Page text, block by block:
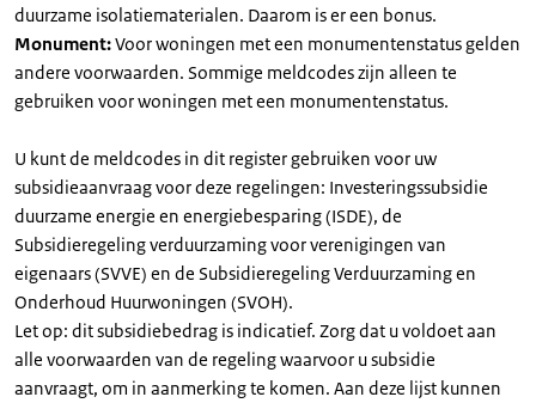
duurzame isolatiematerialen. Daarom is er een bonus.
Monument:Voor woningen met een monumentenstatus gelden
andere voorwaarden. Sommige meldcodes zijn alleen te
gebruiken voor woningen met een monumentenstatus.
U kunt de meldcodes in dit register gebruiken voor uw
subsidieaanvraag voor deze regelingen: Investeringssubsidie
duurzame energie en energiebesparing (ISDE), de
Subsidieregeling verduurzaming voor verenigingen van
eigenaars (SVVE) en de Subsidieregeling Verduurzaming en
Onderhoud Huurwoningen (SVOH).
Let op: dit subsidiebedrag is indicatief. Zorg dat u voldoet aan
alle voorwaarden van de regeling waarvoor u subsidie
aanvraagt, om in aanmerking te komen. Aan deze lijst kunnen